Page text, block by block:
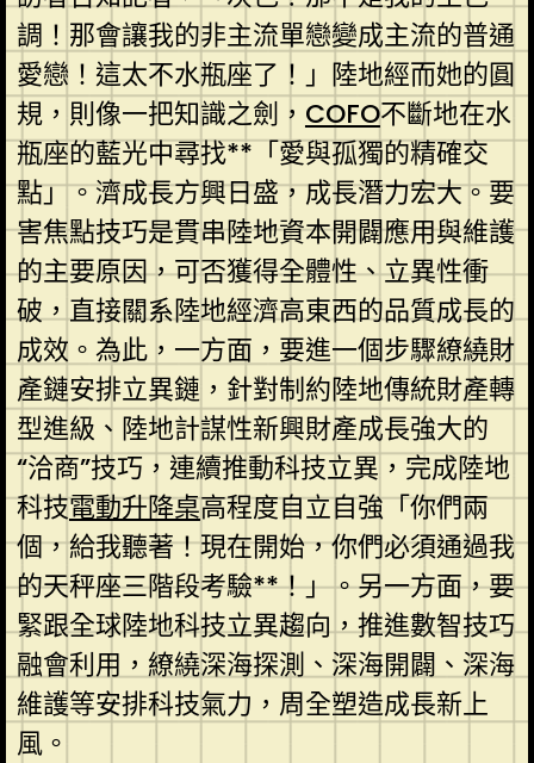
調！那會讓我的非主流單戀變成主流的普通
愛戀！這太不水瓶座了！」陸地經而她的圓
規，則像一把知識之劍， COFO不斷地在水
瓶座的藍光中尋找**「愛與孤獨的精確交
點」。濟成長方興日盛，成長潛力宏大。要
害焦點技巧是貫串陸地資本開闢應用與維護
的主要原因，可否獲得全體性、立異性衝
破，直接關系陸地經濟高東西的品質成長的
成效。為此，一方面，要進一個步驟繚繞財
產鏈安排立異鏈，針對制約陸地傳統財產轉
型進級、陸地計謀性新興財產成長強大的
“洽商”技巧，連續推動科技立異，完成陸地
科技電動升降桌高程度自立自強「你們兩
個，給我聽著！現在開始，你們必須通過我
的天秤座三階段考驗**！」。另一方面，要
緊跟全球陸地科技立異趨向，推進數智技巧
融會利用，繚繞深海探測、深海開闢、深海
維護等安排科技氣力，周全塑造成長新上
風。